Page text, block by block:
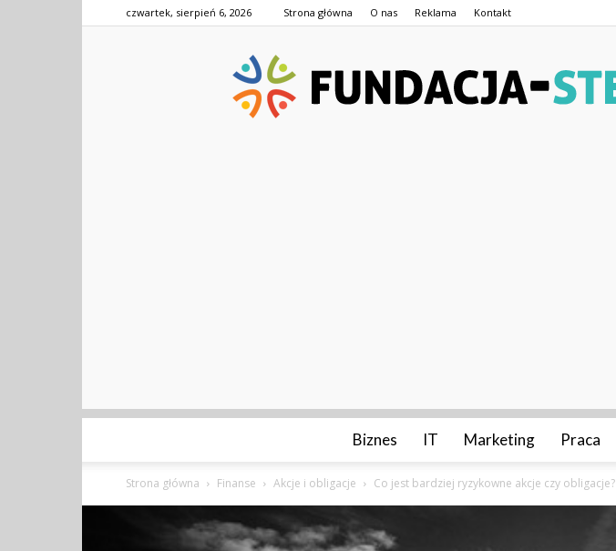
czwartek, sierpień 6, 2026 Strona główna O nas Reklama Kontakt
Biznes IT Marketing Praca
Strona główna Finanse Akcje i obligacje Co jest bardziej ryzykowne akcje czy obligacje?